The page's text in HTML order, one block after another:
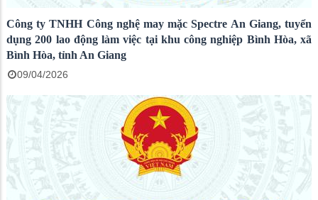
Công ty TNHH Công nghệ may mặc Spectre An Giang, tuyển
dụng 200 lao động làm việc tại khu công nghiệp Bình Hòa, xã
Bình Hòa, tỉnh An Giang
09/04/2026